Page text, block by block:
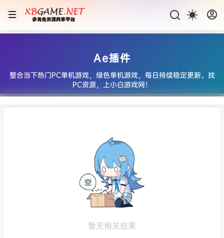
Ae插件
整合当下热门PC单机游戏，绿色单机游戏，每日持续稳定更新。找
PC资源，上小白游戏网！
暂无相关结果